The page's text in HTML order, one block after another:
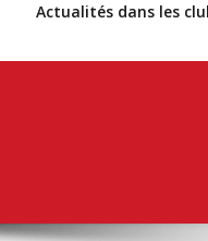
Actualités dans les